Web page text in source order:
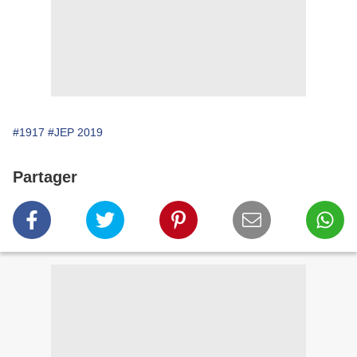
#1917 #JEP 2019
Partager